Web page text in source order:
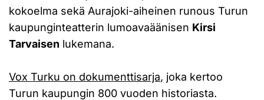
kokoelma sekä Aurajoki-aiheinen runous Turun
kaupunginteatterin lumoavaäänisen Kirsi
Tarvaisen lukemana.
Vox Turku on dokumenttisarja, joka kertoo
Turun kaupungin 800 vuoden historiasta.